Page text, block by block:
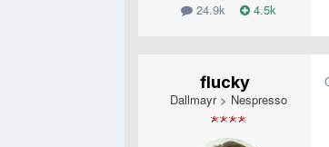
24.9k 4.5k
flucky
Dallmayr > Nespresso